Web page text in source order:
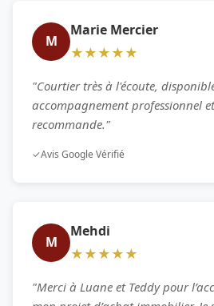
M
Marie Mercier
★★★★★
"Courtier très à l'écoute,
accompagnement professionnel
recommande."
✓Avis Google Vérifié
M
Mehdi
★★★★★
"Merci à Luane et Teddy pour